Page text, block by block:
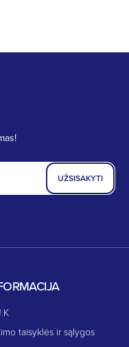
taisyklės ir sąlygos
UŽSISAKYTI